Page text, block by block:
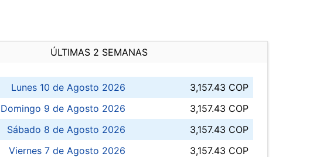
ÚLTIMAS 2 SEMANAS
Lunes 10 de Agosto 2026
3,157.43 COP
Domingo 9 de Agosto 2026
3,157.43 COP
Sábado 8 de Agosto 2026
3,157.43 COP
Viernes 7 de Agosto 2026
3,157.43 COP